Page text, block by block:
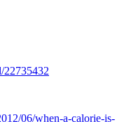
22735432
06/when-a-calorie-is-